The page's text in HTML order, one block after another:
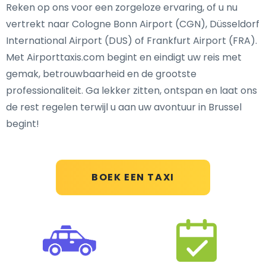
BOEK EEN TAXI
Reken op ons voor een zorgeloze ervaring, of u nu
vertrekt naar Cologne Bonn Airport (CGN), Düsseldorf
International Airport (DUS) of Frankfurt Airport (FRA).
Met Airporttaxis.com begint en eindigt uw reis met
gemak, betrouwbaarheid en de grootste
professionaliteit. Ga lekker zitten, ontspan en laat ons
de rest regelen terwijl u aan uw avontuur in Brussel
begint!